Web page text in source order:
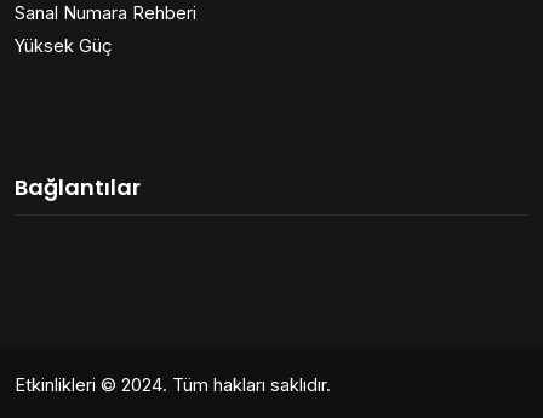
Sanal Numara Rehberi
Yüksek Güç
Bağlantılar
Etkinlikleri © 2024. Tüm hakları saklıdır.